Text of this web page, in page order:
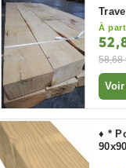
À
58,68
♦ *